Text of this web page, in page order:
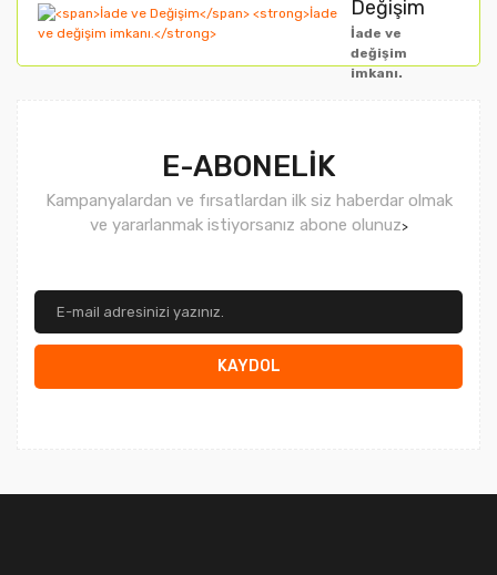
Değişim
İade ve
değişim
imkanı.
E-ABONELİK
Kampanyalardan ve fırsatlardan ilk siz haberdar olmak
ve yararlanmak istiyorsanız abone olunuz>
KAYDOL